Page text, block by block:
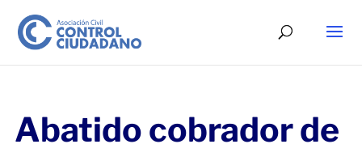
Abatido cobrador de